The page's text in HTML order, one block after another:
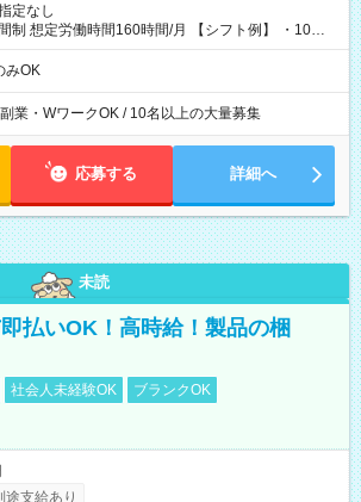
定なし
労働時間160時間/月 【シフト例】 ・10：
みOK
業・WワークOK / 10名以上の大量募集
応募する 詳細へ
未読
払いOK！高時給！製品の梱
社会人未経験OK
ブランクOK
途支給あり